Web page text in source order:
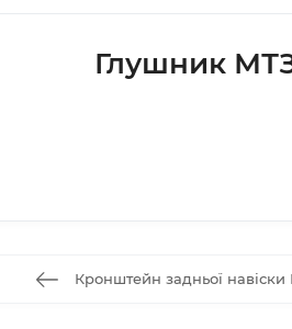
Глушник
Кронштейн задньої